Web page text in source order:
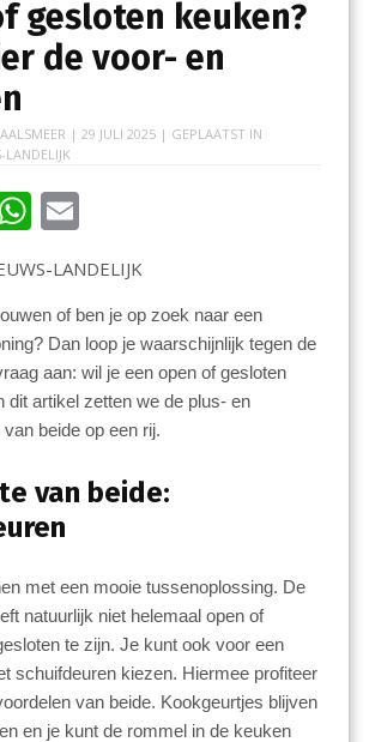
gesloten keuken?
de voor- en
| 29 JULI 2025| GEPLAATST IN
LANDELIJK
W
at
s
A
p
p
E
ai
l
LANDELIJK
of ben je op zoek naar een
Dan loop je waarschijnlijk tegen de
aan: wil je een open of gesloten
dit artikel zetten we de plus- en
beide op een rij.
van beide:
met een mooie tussenoplossing. De
natuurlijk niet helemaal open of
te zijn. Je kunt ook voor een
schuifdeuren kiezen. Hiermee profiteer
van beide. Kookgeurtjes blijven
en je kunt de rommel in de keuken